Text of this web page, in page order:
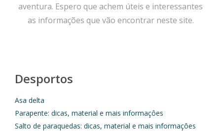
aventura. Espero que achem úteis e interessantes
as informações que vão encontrar neste site.
Desportos
Asa delta
Parapente: dicas, material e mais informaçôes
Salto de paraquedas: dicas, material e mais informaçôes